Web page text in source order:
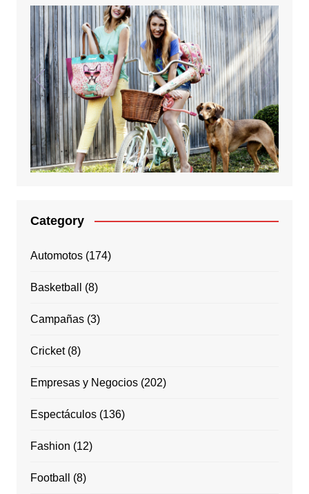
Category
Automotos(174)
Basketball (8)
Campañas(3)
Cricket(8)
Empresas y Negocios(202)
Espectáculos(136)
Fashion (12)
Football (8)